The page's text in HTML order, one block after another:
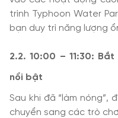
trình Typhoon Water
bạn duy trì năng lượng
2.2. 10:00 – 11:30:
nổi bật
Sau khi đã “làm nóng”,
chuyển sang các trò